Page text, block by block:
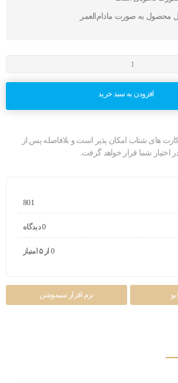
محصول به صورت مادام‌العمر
افزودن به سبد خرید
های شتاب امکان پذیر است و بلافاصله پس از
اختیار شما قرار خواهد گرفت.
801
0 دیدگاه
0 از ۵ امتیاز
نرم افزار سیموشن